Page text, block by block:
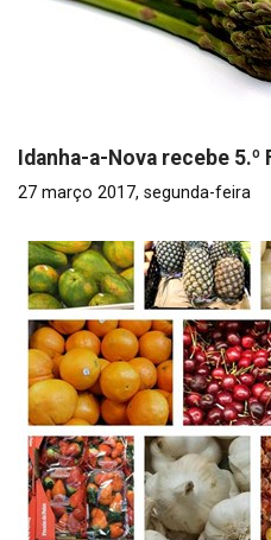
Idanha-a-Nova recebe
27 março 2017, segunda-feira